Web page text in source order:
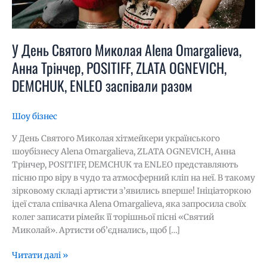
У День Святого Миколая Alena Omargalieva,
Анна Трінчер, POSITIFF, ZLATA OGNEVICH,
DEMCHUK, ENLEO заспівали разом
Шоу бізнес
У День Святого Миколая хітмейкери українського
шоубізнесу Alena Omargalieva, ZLATA OGNEVICH, Анна
Трінчер, POSITIFF, DEMCHUK та ENLEO представляють
пісню про віру в чудо та атмосферний кліп на неї. В такому
зірковому складі артисти з’явились вперше! Ініціаторкою
ідеї стала співачка Alena Omargalieva, яка запросила своїх
колег записати рімейк її торішньої пісні «Святий
Миколай». Артисти об’єднались, щоб […]
OGNEVICH,
DEMCHUK,
ENLEO
заспівали
разом
Читати далі »